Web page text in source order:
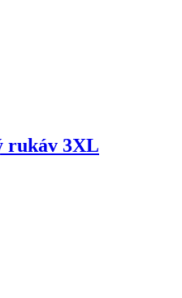
rukáv 3XL